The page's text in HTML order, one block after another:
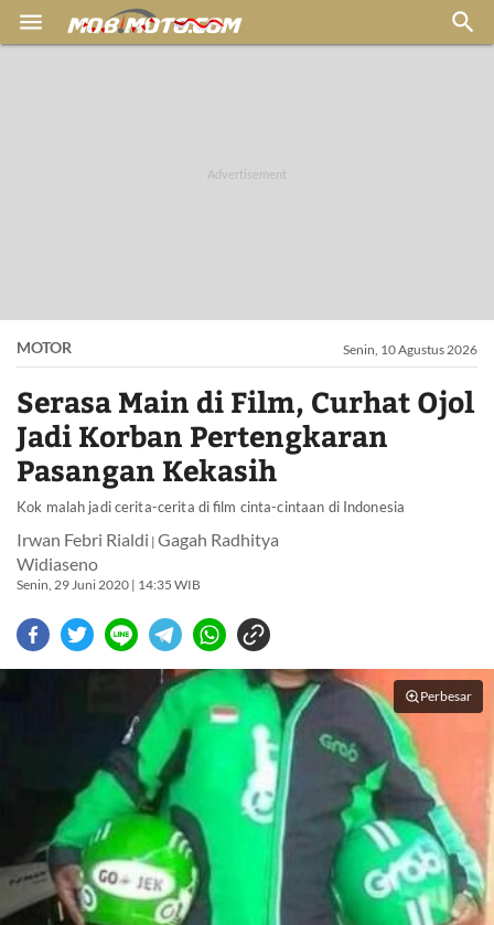
 
MOTOR Senin, 10 Agustus 2026
Serasa Main di Film, Curhat Ojol
Jadi Korban Pertengkaran
Pasangan Kekasih
Kok malah jadi cerita-cerita di film cinta-cintaan di Indonesia
Irwan Febri Rialdi | Gagah Radhitya
Widiaseno
Senin, 29 Juni 2020 | 14:35 WIB
Perbesar